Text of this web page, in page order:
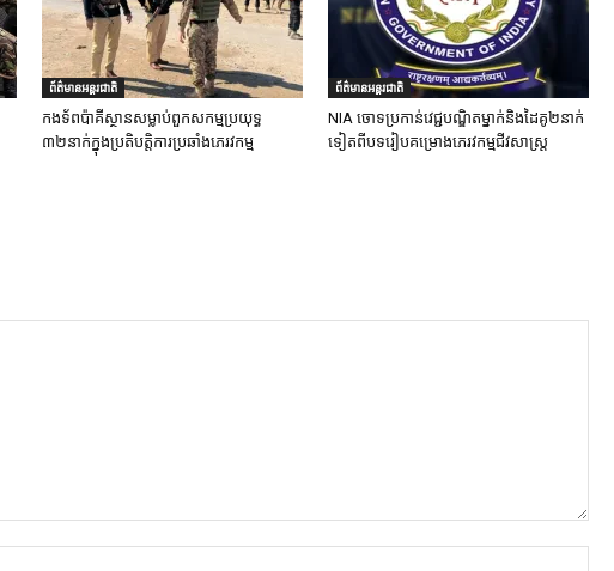
ព័ត៌មានអន្តរជាតិ
កងទ័ពប៉ាគីស្ថានសម្លាប់ពួកសកម្មប្រយុទ្ធ
៣២នាក់ក្នុងប្រតិបត្តិការប្រឆាំងភេរវកម្ម
ព័ត៌មានអន្តរជាតិ
NIA ចោទប្រកាន់វេជ្ជបណ្ឌិតម្នាក់និងដៃគូ២នាក់
ទៀតពីបទរៀបគម្រោងភេរវកម្មជីវសាស្ត្រ